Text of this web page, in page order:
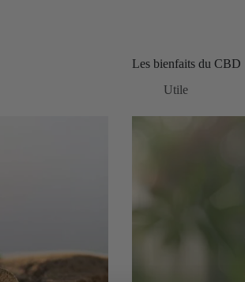
Les bienfaits du CBD
Utile